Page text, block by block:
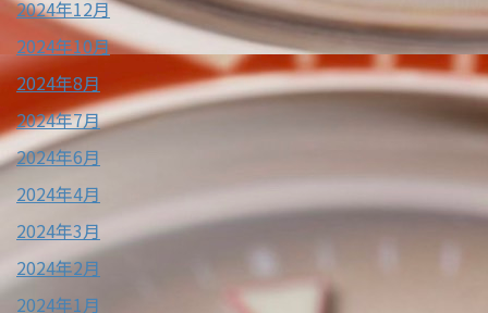
2024年12月
2024年10月
2024年8月
2024年7月
2024年6月
2024年4月
2024年3月
2024年2月
2024年1月